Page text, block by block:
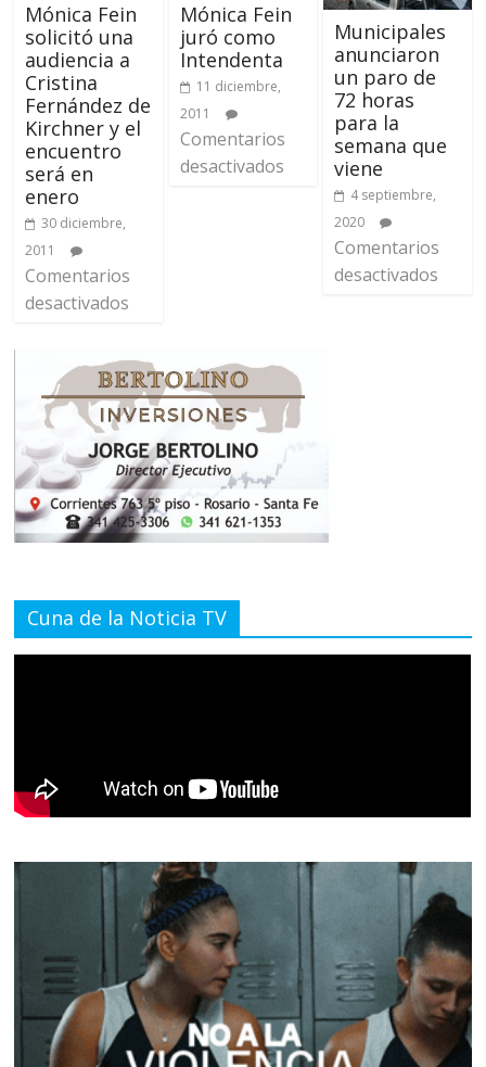
Mónica Fein
solicitó una
audiencia a
Cristina
Fernández de
Kirchner y el
encuentro
será en
enero
30 diciembre,
2011
Comentarios
desactivados
Mónica Fein
juró como
Intendenta
11 diciembre,
2011
Comentarios
desactivados
Municipales
anunciaron
un paro de
72 horas
para la
semana que
viene
4 septiembre,
2020
Comentarios
desactivados
Cuna de la Noticia TV